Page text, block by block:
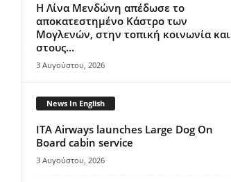
Η Λίνα Μενδώνη απέδωσε το
αποκατεστημένο Κάστρο των
Μογλενών, στην τοπική κοινωνία και
στους...
3 Αυγούστου, 2026
News In English
ITA Airways launches Large Dog On
Board cabin service
3 Αυγούστου, 2026